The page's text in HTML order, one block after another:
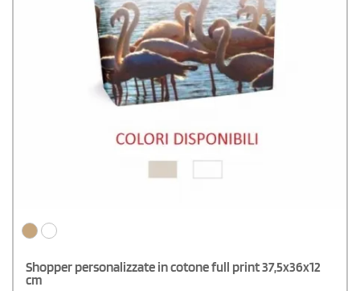
Shopper personalizzate in cotone full print 37,5x36x12
cm